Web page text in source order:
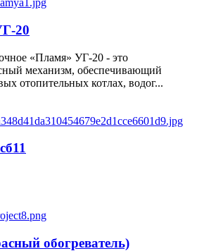
20
«Пламя» УГ-20 - это
механизм, обеспечивающий
отопительных котлах, водог...
обогреватель)